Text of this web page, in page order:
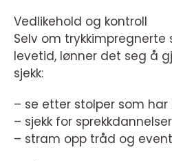
Vedlikehold og kontroll
Selv om trykkimpregnerte
levetid, lønner det seg å
sjekk:
– se etter stolper som
– sjekk for
– stram opp tråd og